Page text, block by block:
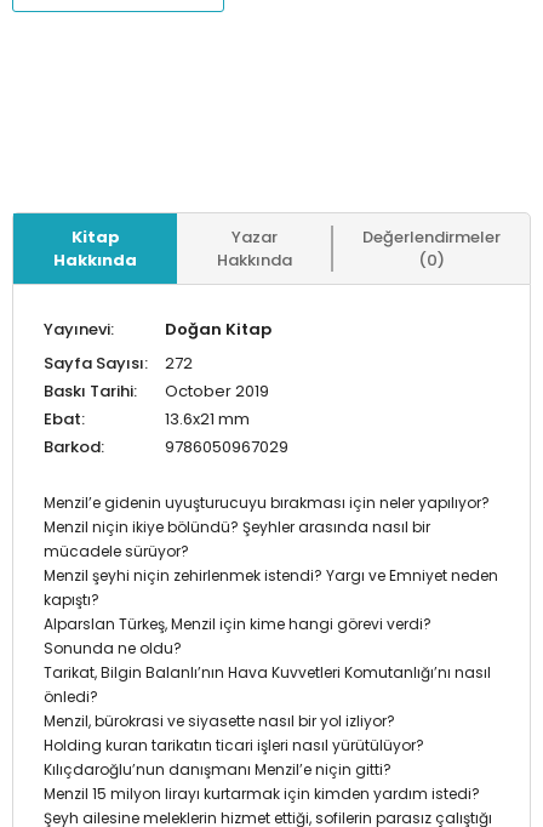
Kitap
Hakkında
Yazar
Hakkında
Değerlendirmeler
(0)
Yayınevi:
Doğan Kitap
Sayfa Sayısı:
272
Baskı Tarihi:
October 2019
Ebat:
13.6x21 mm
Barkod:
9786050967029
Menzil’e gidenin uyuşturucuyu bırakması için neler yapılıyor?
Menzil niçin ikiye bölündü? Şeyhler arasında nasıl bir
mücadele sürüyor?
Menzil şeyhi niçin zehirlenmek istendi? Yargı ve Emniyet neden
kapıştı?
Alparslan Türkeş, Menzil için kime hangi görevi verdi?
Sonunda ne oldu?
Tarikat, Bilgin Balanlı’nın Hava Kuvvetleri Komutanlığı’nı nasıl
önledi?
Menzil, bürokrasi ve siyasette nasıl bir yol izliyor?
Holding kuran tarikatın ticari işleri nasıl yürütülüyor?
Kılıçdaroğlu’nun danışmanı Menzil’e niçin gitti?
Menzil 15 milyon lirayı kurtarmak için kimden yardım istedi?
Şeyh ailesine meleklerin hizmet ettiği, sofilerin parasız çalıştığı